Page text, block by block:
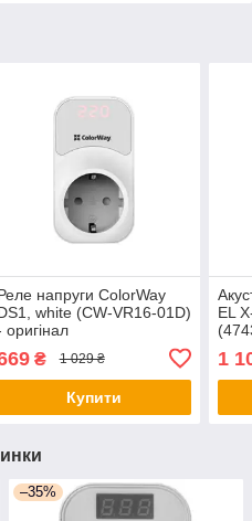
напруги ColorWay
white (CW-VR16-01D)
оригінал
₴ 1 029 ₴
Купити
EL
1
–35%